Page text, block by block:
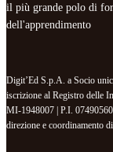
il più grande polo di
dell'apprendimento
Digit’Ed S.p.A. a Socio
iscrizione al Registro delle
MI-1948007 | P.I.
direzione e coordinamento